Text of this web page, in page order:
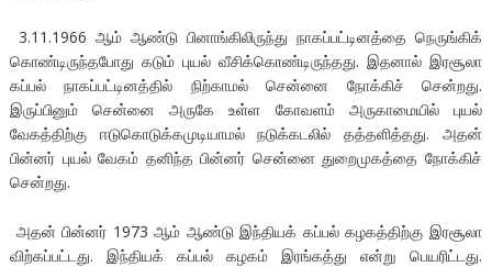
3.11.1966 ஆம் ஆண்டு பினாங்கிலிருந்து நாகப்பட்டினத்தை நெருங்கிக்
கொண்டிருந்தபோது கடும் புயல் வீசிக்கொண்டிருந்தது. இதனால் இரசூலா
கப்பல் நாகப்பட்டினத்தில் நிற்காமல் சென்னை நோக்கிச் சென்றது.
இருப்பினும் சென்னை அருகே உள்ள கோவளம் அருகாமையில் புயல்
வேகத்திற்கு ஈடுகொடுக்கமுடியாமல் நடுக்கடலில் தத்தளித்தது. அதன்
பின்னர் புயல் வேகம் தனிந்த பின்னர் சென்னை துறைமுகத்தை நோக்கிச்
சென்றது.
அதன் பின்னர் 1973 ஆம் ஆண்டு இந்தியக் கப்பல் கழகத்திற்கு இரசூலா
விற்கப்பட்டது. இந்தியக் கப்பல் கழகம் இரங்கத்து என்று பெயரிட்டது.